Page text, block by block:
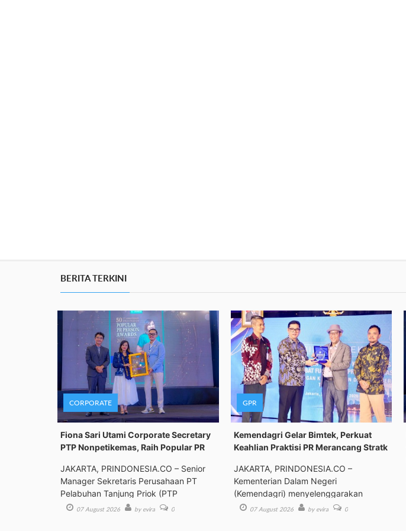
BERITA TERKINI
CORPORATE
Fiona Sari Utami Corporate Secretary
PTP Nonpetikemas, Raih Popular PR
JAKARTA, PRINDONESIA.CO – Senior
Manager Sekretaris Perusahaan PT
Pelabuhan Tanjung Priok (PTP
07 August 2026 by evira 0
GPR
Kemendagri Gelar Bimtek, Perkuat
Keahlian Praktisi PR Merancang Stratk
JAKARTA, PRINDONESIA.CO –
Kementerian Dalam Negeri
(Kemendagri) menyelenggarakan
Bimbingan Tek
07 August 2026 by evira 0